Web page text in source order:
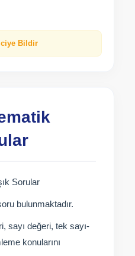
Bildir
Sorular
bulunmaktadır.
sayı değeri, tek sayı-
konularını